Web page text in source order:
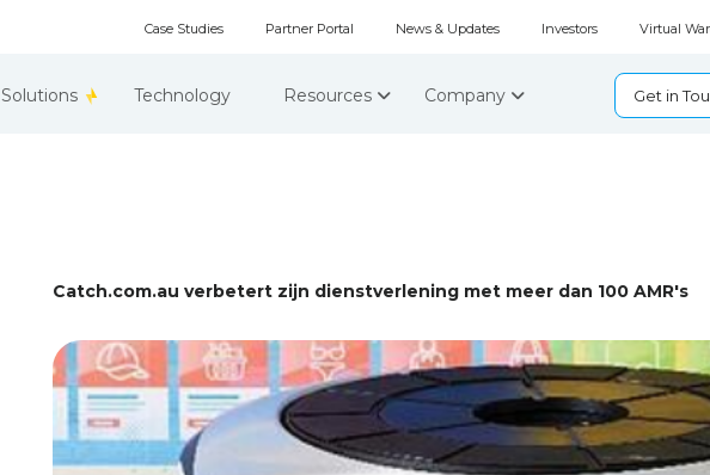
Case Studies Partner Portal News & Updates Investors Virtual
Solutions Technology Resources Company Get in
Catch.com.au verbetert zijn dienstverlening met meer dan 100 AMR's